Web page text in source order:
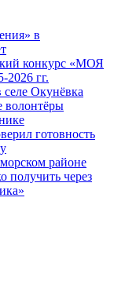
в
конкурс «МОЯ
гг.
Окунёвка
волонтёры
готовность
районе
получить через